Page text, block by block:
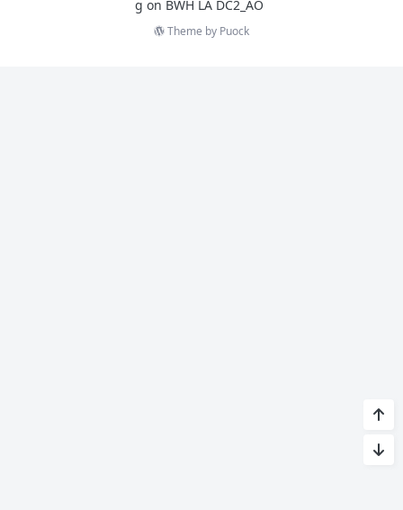
g on BWH LA DC2_AO
Theme by Puock